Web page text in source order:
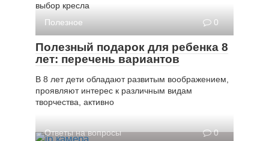
выбор кресла
Полезное
0
Полезный подарок для ребенка 8
лет: перечень вариантов
В 8 лет дети обладают развитым воображением,
проявляют интерес к различным видам
творчества, активно
Ответы на вопросы 0